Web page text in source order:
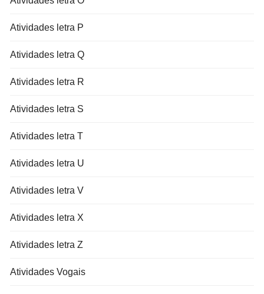
Atividades letra P
Atividades letra Q
Atividades letra R
Atividades letra S
Atividades letra T
Atividades letra U
Atividades letra V
Atividades letra X
Atividades letra Z
Atividades Vogais